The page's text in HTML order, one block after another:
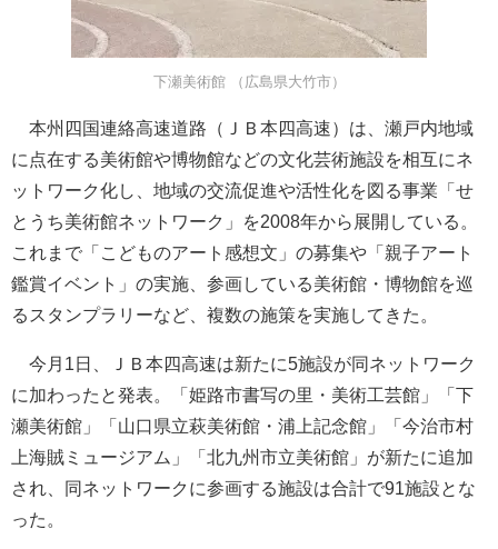
下瀬美術館 （広島県大竹市）
本州四国連絡高速道路（ＪＢ本四高速）は、瀬戸内地域
に点在する美術館や博物館などの文化芸術施設を相互にネ
ットワーク化し、地域の交流促進や活性化を図る事業「せ
とうち美術館ネットワーク」を2008年から展開している。
これまで「こどものアート感想文」の募集や「親子アート
鑑賞イベント」の実施、参画している美術館・博物館を巡
るスタンプラリーなど、複数の施策を実施してきた。
今月1日、ＪＢ本四高速は新たに5施設が同ネットワーク
に加わったと発表。「姫路市書写の里・美術工芸館」「下
瀬美術館」「山口県立萩美術館・浦上記念館」「今治市村
上海賊ミュージアム」「北九州市立美術館」が新たに追加
され、同ネットワークに参画する施設は合計で91施設とな
った。